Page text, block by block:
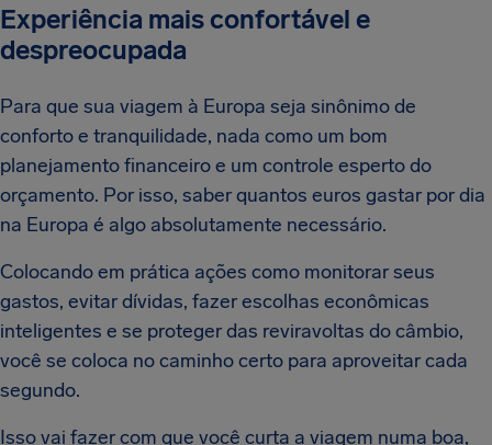
Experiência mais confortável e
despreocupada
Para que sua viagem à Europa seja sinônimo de
conforto e tranquilidade, nada como um bom
planejamento financeiro e um controle esperto do
orçamento. Por isso, saber quantos euros gastar por dia
na Europa é algo absolutamente necessário.
Colocando em prática ações como monitorar seus
gastos, evitar dívidas, fazer escolhas econômicas
inteligentes e se proteger das reviravoltas do câmbio,
você se coloca no caminho certo para aproveitar cada
segundo.
Isso vai fazer com que você curta a viagem numa boa,